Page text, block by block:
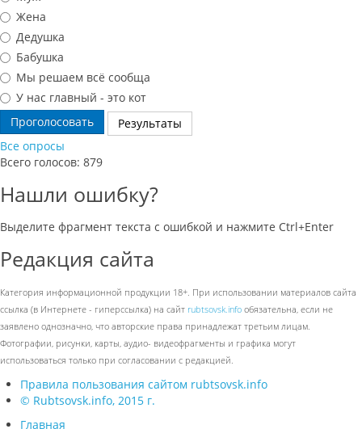
Жена
Дедушка
Бабушка
Мы решаем всё сообща
У нас главный - это кот
Проголосовать
Результаты
Все опросы
Всего голосов: 879
Нашли ошибку?
Выделите фрагмент текста с ошибкой и нажмите Ctrl+Enter
Редакция сайта
Категория информационной продукции 18+. При использовании материалов сайта
ссылка (в Интернете - гиперссылка) на сайт rubtsovsk.info обязательна, если не
заявлено однозначно, что авторские права принадлежат третьим лицам.
Фотографии, рисунки, карты, аудио- видеофрагменты и графика могут
использоваться только при согласовании с редакцией.
Правила пользования сайтом rubtsovsk.info
© Rubtsovsk.info, 2015 г.
Главная